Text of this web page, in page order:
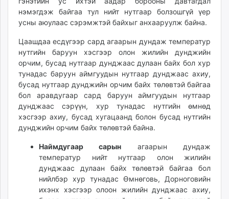
urlag.mn
unen.mn
shudarga.mn
shuurhai.mn
unuudur.mn
isee.mn
mglradio.com
fact.mn
itoim.mn
shuum.mn
tvmongolia.mn
mass.mn
нэмэгдэж байгаа тул нийт нутгаар болзошгүй үер
усны аюулаас сэрэмжтэй байхыг анхааруулж байна.
Цаашдаа есдүгээр сард агаарын дундаж температур
нутгийн баруун хэсгээр олон жилийн дунджийн
орчим, бусад нутгаар дунджаас дулаан байх бол хур
тунадас баруун аймгуудын нутгаар дунджаас ахиу,
бусад нутгаар дунджийн орчим байх төлөвтэй байгаа
бол аравдугаар сард баруун аймгуудын нутгаар
дунджаас сэрүүн, хур тунадас нутгийн өмнөд
хэсгээр ахиу, бусад хугацаанд болон бусад нутгийн
дунджийн орчим байх төлөвтэй байна.
Наймдугаар сарын агаарын дундаж
температур нийт нутгаар олон жилийн
дунджаас дулаан байх төлөвтэй байгаа бол
нийлбэр хур тунадас Өмнөговь, Дорноговийн
ихэнх хэсгээр олоон жилийн дунджаас ахиу,